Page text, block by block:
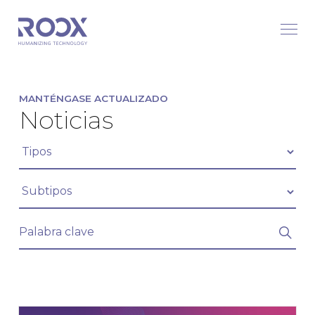
MANTÉNGASE ACTUALIZADO
Noticias
Filtrar artículos